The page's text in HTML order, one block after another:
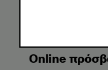
Online